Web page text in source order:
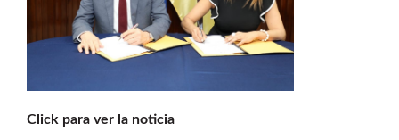
Click para ver la noticia